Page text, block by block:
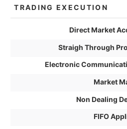
TRADING EXECUTION
Direct Market
Straigh Through
Electronic
Market
Non Dealing
FIFO